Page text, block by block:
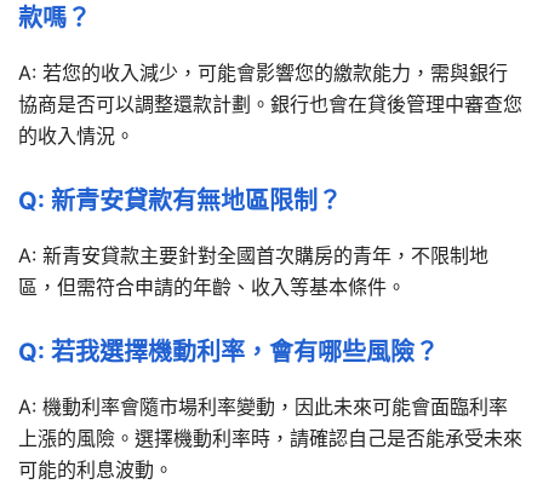
款嗎？
A: 若您的收入減少，可能會影響您的繳款能力，需與銀行
協商是否可以調整還款計劃。銀行也會在貸後管理中審查您
的收入情況。
Q: 新青安貸款有無地區限制？
A: 新青安貸款主要針對全國首次購房的青年，不限制地
區，但需符合申請的年齡、收入等基本條件。
Q: 若我選擇機動利率，會有哪些風險？
A: 機動利率會隨市場利率變動，因此未來可能會面臨利率
上漲的風險。選擇機動利率時，請確認自己是否能承受未來
可能的利息波動。